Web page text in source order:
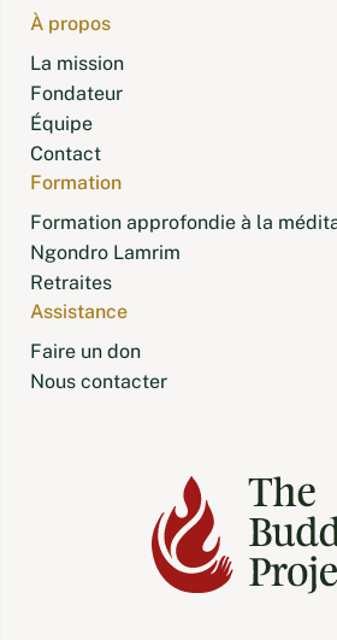
À propos
La mission
Fondateur
Équipe
Contact
Formation
Formation approfondie à la
Ngondro Lamrim
Retraites
Assistance
Faire un don
Nous contacter